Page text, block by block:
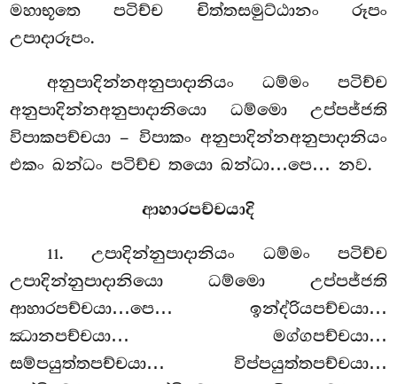
මහාභූතෙ පටිච්ච චිත්තසමුට්ඨානං රූපං
උපාදාරූපං.
අනුපාදින්නඅනුපාදානියං ධම්මං පටිච්ච
අනුපාදින්නඅනුපාදානියො ධම්මො උප්පජ්ජති
විපාකපච්චයා – විපාකං අනුපාදින්නඅනුපාදානියං
එකං ඛන්ධං පටිච්ච තයො ඛන්ධා…පෙ… නව.
ආහාරපච්චයාදි
11. උපාදින්නුපාදානියං ධම්මං පටිච්ච
උපාදින්නුපාදානියො ධම්මො උප්පජ්ජති
ආහාරපච්චයා…පෙ… ඉන්ද්රියපච්චයා…
ඣානපච්චයා… මග්ගපච්චයා…
සම්පයුත්තපච්චයා… විප්පයුත්තපච්චයා…